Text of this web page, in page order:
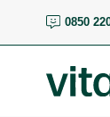
0850